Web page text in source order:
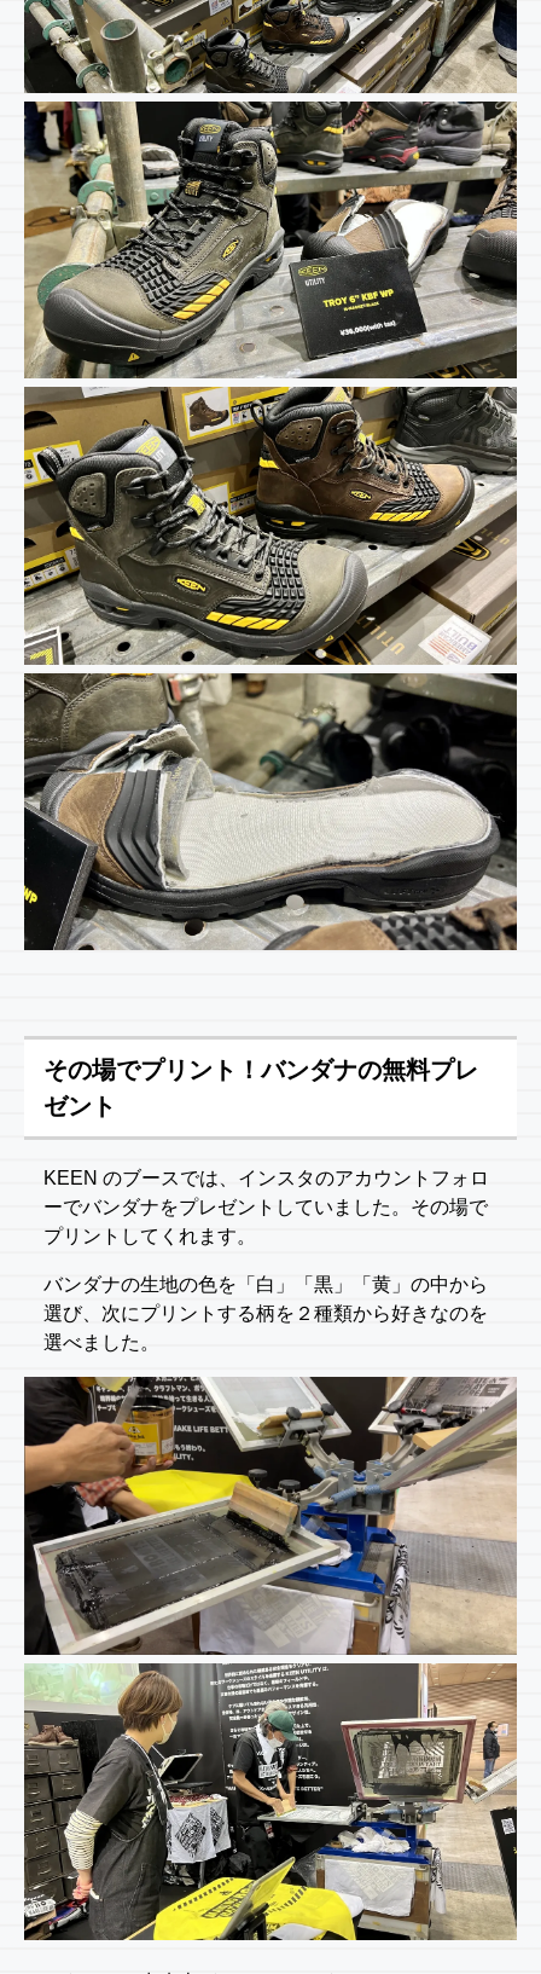
その場でプリント！バンダナの無料プレ
ゼント
KEEN のブースでは、インスタのアカウントフォロ
ーでバンダナをプレゼントしていました。その場で
プリントしてくれます。
バンダナの生地の色を「白」「黒」「黄」の中から
選び、次にプリントする柄を２種類から好きなのを
選べました。